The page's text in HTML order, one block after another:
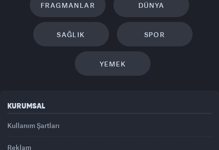
FRAGMANLAR DÜNYA
SAĞLIK SPOR
YEMEK
KURUMSAL
Kullanım Şartları
Reklam